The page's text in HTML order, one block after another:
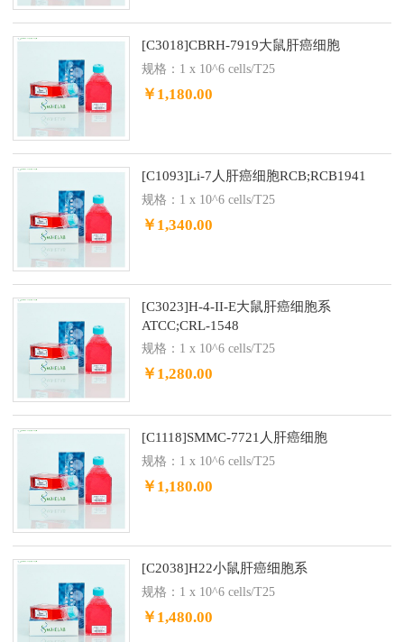
[C3018]CBRH-7919大鼠肝癌细胞
规格：1 x 10^6 cells/T25
￥1,180.00
[C1093]Li-7人肝癌细胞RCB;RCB1941
规格：1 x 10^6 cells/T25
￥1,340.00
[C3023]H-4-II-E大鼠肝癌细胞系
ATCC;CRL-1548
规格：1 x 10^6 cells/T25
￥1,280.00
[C1118]SMMC-7721人肝癌细胞
规格：1 x 10^6 cells/T25
￥1,180.00
[C2038]H22小鼠肝癌细胞系
规格：1 x 10^6 cells/T25
￥1,480.00